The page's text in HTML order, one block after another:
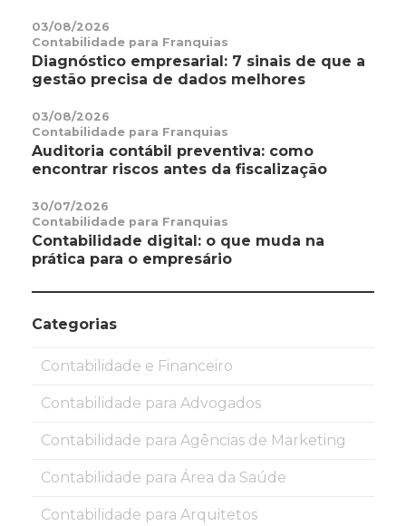
03/08/2026
Contabilidade para Franquias
Diagnóstico empresarial: 7 sinais de que a
gestão precisa de dados melhores
03/08/2026
Contabilidade para Franquias
Auditoria contábil preventiva: como
encontrar riscos antes da fiscalização
30/07/2026
Contabilidade para Franquias
Contabilidade digital: o que muda na
prática para o empresário
Categorias
Contabilidade e Financeiro
Contabilidade para Advogados
Contabilidade para Agências de Marketing
Contabilidade para Área da Saúde
Contabilidade para Arquitetos